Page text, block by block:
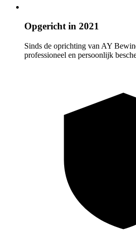
Opgericht in 2021
Sinds de oprichting van AY
professioneel en persoonlijk